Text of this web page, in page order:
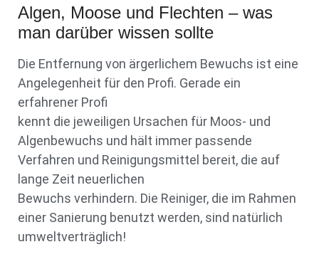
Algen, Moose und Flechten – was
man darüber wissen sollte
Die Entfernung von ärgerlichem Bewuchs ist eine
Angelegenheit für den Profi. Gerade ein
erfahrener Profi
kennt die jeweiligen Ursachen für Moos- und
Algenbewuchs und hält immer passende
Verfahren und Reinigungsmittel bereit, die auf
lange Zeit neuerlichen
Bewuchs verhindern. Die Reiniger, die im Rahmen
einer Sanierung benutzt werden, sind natürlich
umweltverträglich!